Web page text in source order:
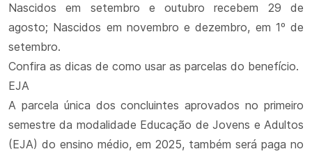
Nascidos em setembro e outubro recebem 29 de
agosto; Nascidos em novembro e dezembro, em 1º de
setembro.
Confira as dicas de como usar as parcelas do benefício.
EJA
A parcela única dos concluintes aprovados no primeiro
semestre da modalidade Educação de Jovens e Adultos
(EJA) do ensino médio, em 2025, também será paga no